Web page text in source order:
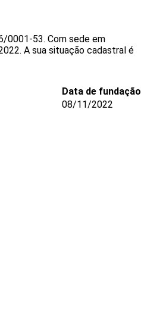
0001-53. Com sede em
A sua situação cadastral é
Data de fundação
08/11/2022